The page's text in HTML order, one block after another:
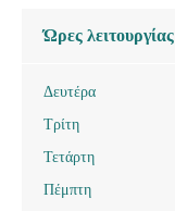
Ώρες λειτουργίας
Δευτέρα
Τρίτη
Τετάρτη
Πέμπτη